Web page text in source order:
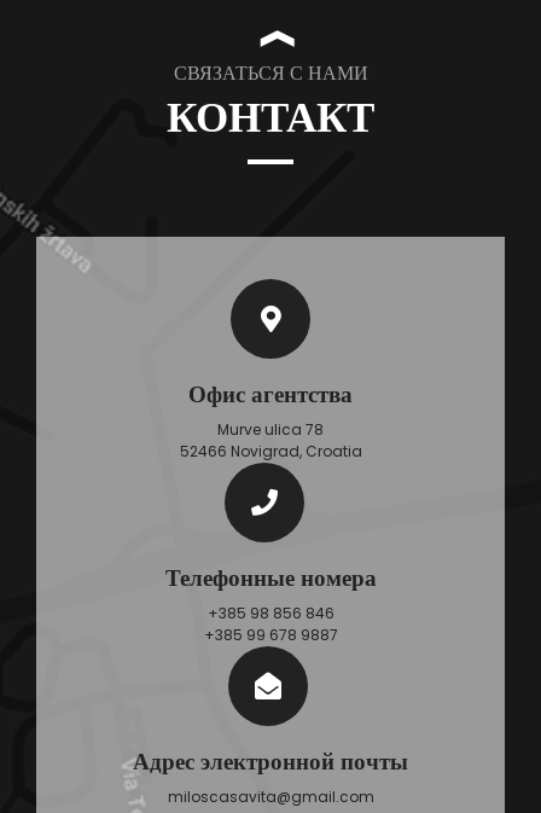
❱
СВЯЗАТЬСЯ С НАМИ
КОНТАКТ
Офис агентства
Murve ulica 78
52466 Novigrad, Croatia
Телефонные номера
+385 98 856 846
+385 99 678 9887
Адрес электронной почты
miloscasavita@gmail.com